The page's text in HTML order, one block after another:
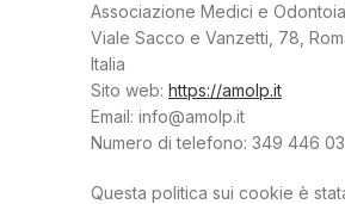
Associazione Medici e
Viale Sacco e Vanzetti, 78,
Italia
Sito web: https://amolp.it
Email: info@amolp.it
Numero di telefono: 349 446
Questa politica sui cookie è